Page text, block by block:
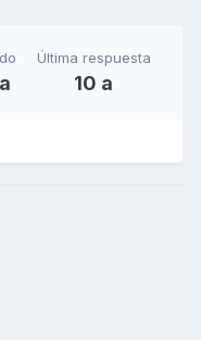
Última respuesta
10 a